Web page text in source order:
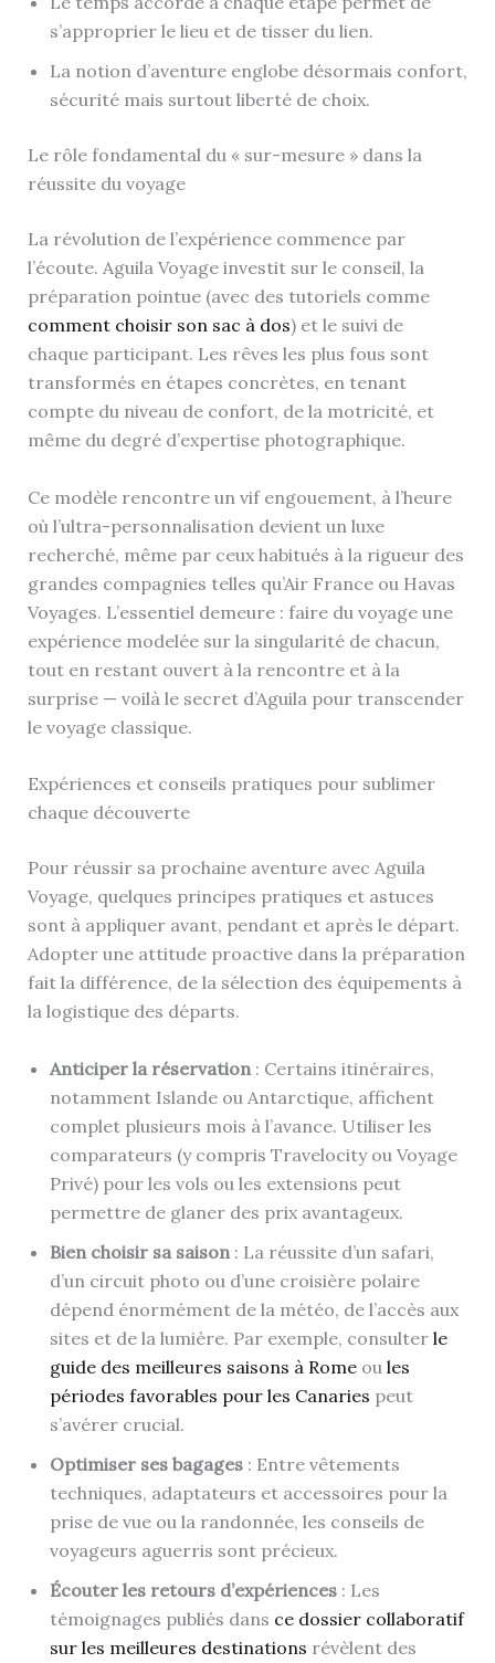
s’approprier le lieu et de tisser du lien.
La notion d’aventure englobe désormais confort,
sécurité mais surtout liberté de choix.
Le rôle fondamental du « sur-mesure » dans la
réussite du voyage
La révolution de l’expérience commence par
l’écoute. Aguila Voyage investit sur le conseil, la
préparation pointue (avec des tutoriels comme
comment choisir son sac à dos) et le suivi de
chaque participant. Les rêves les plus fous sont
transformés en étapes concrètes, en tenant
compte du niveau de confort, de la motricité, et
même du degré d’expertise photographique.
Ce modèle rencontre un vif engouement, à l’heure
où l’ultra-personnalisation devient un luxe
recherché, même par ceux habitués à la rigueur des
grandes compagnies telles qu’Air France ou Havas
Voyages. L’essentiel demeure : faire du voyage une
expérience modelée sur la singularité de chacun,
tout en restant ouvert à la rencontre et à la
surprise — voilà le secret d’Aguila pour transcender
le voyage classique.
Expériences et conseils pratiques pour sublimer
chaque découverte
Pour réussir sa prochaine aventure avec Aguila
Voyage, quelques principes pratiques et astuces
sont à appliquer avant, pendant et après le départ.
Adopter une attitude proactive dans la préparation
fait la différence, de la sélection des équipements à
la logistique des départs.
Anticiper la réservation: Certains itinéraires,
notamment Islande ou Antarctique, affichent
complet plusieurs mois à l’avance. Utiliser les
comparateurs (y compris Travelocity ou Voyage
Privé) pour les vols ou les extensions peut
permettre de glaner des prix avantageux.
Bien choisir sa saison: La réussite d’un safari,
d’un circuit photo ou d’une croisière polaire
dépend énormément de la météo, de l’accès aux
sites et de la lumière. Par exemple, consulter le
guide des meilleures saisons à Romeou les
périodes favorables pour les Canaries peut
s’avérer crucial.
Optimiser ses bagages: Entre vêtements
techniques, adaptateurs et accessoires pour la
prise de vue ou la randonnée, les conseils de
voyageurs aguerris sont précieux.
Écouter les retours d’expériences: Les
témoignages publiés dans ce dossier collaboratif
sur les meilleures destinations révèlent des